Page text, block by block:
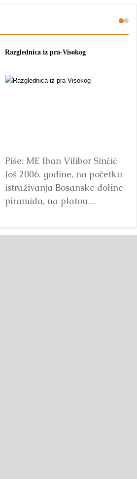
Razglednica iz pra-Visokog
Piše: ME Iban Vilibor Sinčić
Još 2006. godine, na početku
istraživanja Bosanske doline
piramida, na platou